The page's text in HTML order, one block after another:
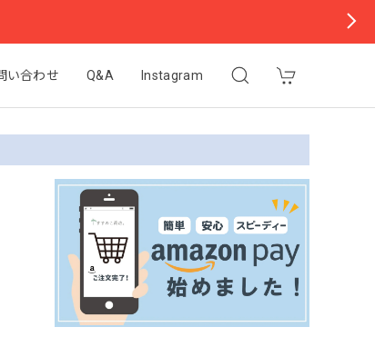
い合わせ Q&A Instagram